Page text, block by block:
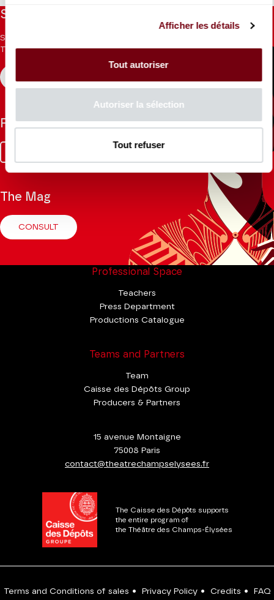
Afficher les détails
Tout autoriser
Autoriser la sélection
Tout refuser
Stay informed
Sign up for the newsletter to receive updates from the
Theatre.
Follow us
Tok
YoutubeLinkedin
The Mag
CONSULT
Professional Space
Teachers
Press Department
Productions Catalogue
Teams and Partners
Team
Caisse des Dépôts Group
Producers & Partners
15 avenue Montaigne
75008 Paris
contact@theatrechampselysees.fr
The Caisse des Dépôts supports
the entire program of
the Théâtre des Champs-Élysées
Terms and Conditions of sales • Privacy Policy • Credits • FAQ